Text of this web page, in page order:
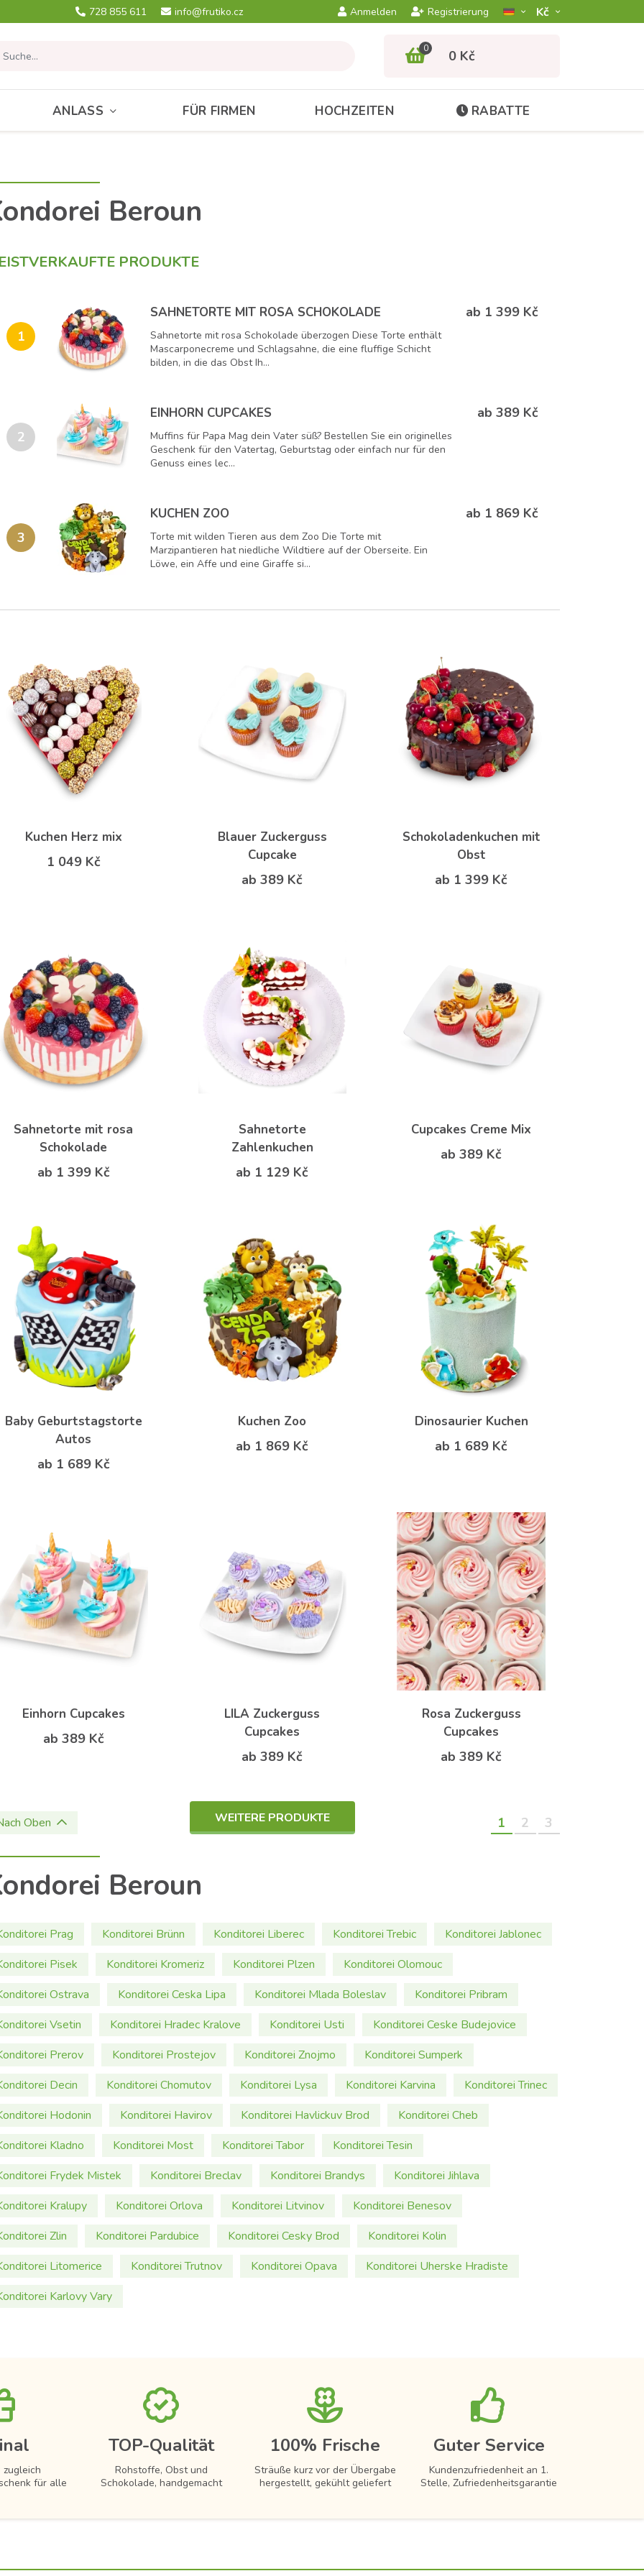
728 855 611 info@frutiko.cz Anmelden Registrierung Kč­
0 0 Kč
ANLASS FÜR FIRMEN HOCHZEITEN RABATTE
Beroun
PRODUKTE
1
SAHNETORTE MIT ROSA SCHOKOLADE
Sahnetorte mit rosa Schokolade überzogen Diese Torte enthält
Mascarponecreme und Schlagsahne, die eine fluffige Schicht
bilden, in die das Obst Ih...
ab 1 399 Kč
2
EINHORN CUPCAKES
Muffins für Papa Mag dein Vater süß? Bestellen Sie ein originelles
Geschenk für den Vatertag, Geburtstag oder einfach nur für den
Genuss eines lec...
ab 389 Kč
3
KUCHEN ZOO
Torte mit wilden Tieren aus dem Zoo Die Torte mit
Marzipantieren hat niedliche Wildtiere auf der Oberseite. Ein
Löwe, ein Affe und eine Giraffe si...
ab 1 869 Kč
Kuchen Herz mix
1 049 Kč
Blauer Zuckerguss
Cupcake
ab 389 Kč
Schokoladenkuchen mit
Obst
ab 1 399 Kč
Sahnetorte mit rosa
Schokolade
ab 1 399 Kč
Sahnetorte
Zahlenkuchen
ab 1 129 Kč
Cupcakes Creme Mix
ab 389 Kč
Baby Geburtstagstorte
Autos
ab 1 689 Kč
Kuchen Zoo
ab 1 869 Kč
Dinosaurier Kuchen
ab 1 689 Kč
Einhorn Cupcakes
ab 389 Kč
LILA Zuckerguss
Cupcakes
ab 389 Kč
Rosa Zuckerguss
Cupcakes
ab 389 Kč
Oben WEITERE PRODUKTE 1 2 3
Beroun
Prag Konditorei Brünn Konditorei Liberec Konditorei Trebic
Konditorei Jablonec
Pisek
Konditorei Kromeriz Konditorei Plzen
Konditorei Olomouc
Ostrava
Konditorei Ceska Lipa Konditorei Mlada Boleslav
Konditorei Pribram
Vsetin
Konditorei Hradec Kralove Konditorei Usti
Konditorei Ceske Budejovice
Prerov
Konditorei Prostejov Konditorei Znojmo
Konditorei Sumperk
Decin
Konditorei Chomutov Konditorei Lysa Konditorei Karvina
Konditorei Trinec
Hodonin
Konditorei Havirov Konditorei Havlickuv Brod
Konditorei Cheb
Kladno
Konditorei Most Konditorei Tabor
Konditorei Tesin
Frydek Mistek
Konditorei Breclav Konditorei Brandys
Konditorei Jihlava
Kralupy
Konditorei Orlova Konditorei Litvinov
Konditorei Benesov
Zlin
Konditorei Pardubice Konditorei Cesky Brod
Konditorei Kolin
Litomerice
Konditorei Trutnov Konditorei Opava
Konditorei Uherske Hradiste
Karlovy Vary
zugleich
für alle
TOP-Qualität
Rohstoffe, Obst und
Schokolade, handgemacht
100% Frische
Sträuße kurz vor der Übergabe
hergestellt, gekühlt geliefert
Guter Service
Kundenzufriedenheit an 1.
Stelle, Zufriedenheitsgarantie